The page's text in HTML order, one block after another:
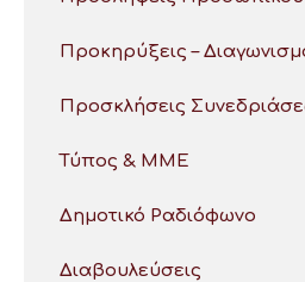
Προκηρύξεις –
Προσκλήσεις
Τύπος & ΜΜΕ
Δημοτικό Ραδιόφωνο
Διαβουλεύσεις